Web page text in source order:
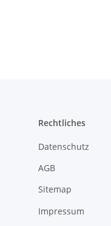
Rechtliches
Datenschutz
AGB
Sitemap
Impressum